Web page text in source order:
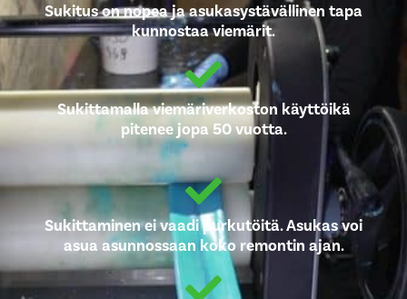
Sukitus on nopea ja asukasystävällinen tapa
kunnostaa viemärit.
Sukittamalla viemäriverkoston käyttöikä
pitenee jopa 50 vuotta.
Sukittaminen ei vaadi purkutöitä. Asukas voi
asua asunnossaan koko remontin ajan.